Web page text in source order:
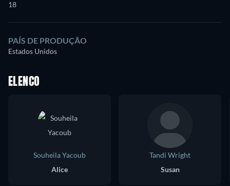
18
PAÍS DE PRODUÇÃO
Estados Unidos
ELENCO
Souheila Yacoub
Alice
Tandi Wright
Susan